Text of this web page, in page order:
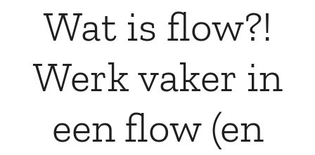
Wat is flow?!
Werk vaker in
een flow (en